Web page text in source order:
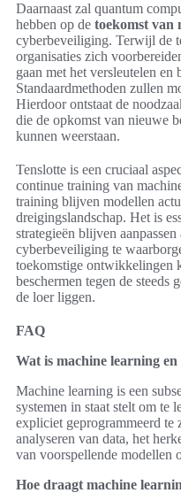
Daarnaast zal quantum
hebben op de toekomst van
cyberbeveiliging. Terwijl de
organisaties zich
gaan met het versleutelen en
Standaardmethoden zullen
Hierdoor ontstaat de
die de opkomst van nieuwe
kunnen weerstaan.
Tenslotte is een cruciaal
continue training van
training blijven modellen
dreigingslandschap. Het is
strategieën blijven
cyberbeveiliging te
toekomstige ontwikkelingen
beschermen tegen de steeds
de loer liggen.
FAQ
Wat is machine learning
Machine learning is een
systemen in staat stelt om te
expliciet geprogrammeerd te
analyseren van data, het
van voorspellende modellen
Hoe draagt machine